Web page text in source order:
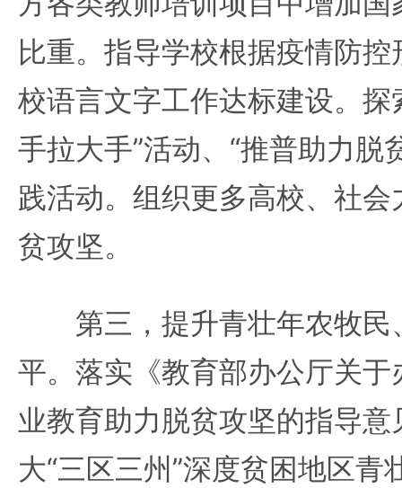
比重。指导学校根据疫情防
校语言文字工作达标建设。探
手拉大手”活动、“推普助力脱
践活动。组织更多高校、社
贫攻坚。
第三，提升青壮年农牧民
平。落实《教育部办公厅关
业教育助力脱贫攻坚的指导
大“三区三州”深度贫困地区青